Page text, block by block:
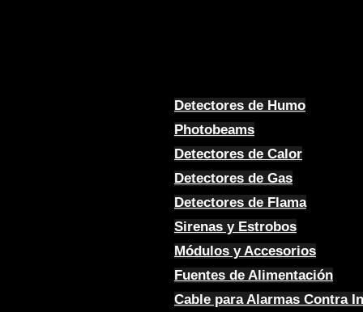
Detectores de Humo
Photobeams
Detectores de Calor
Detectores de Gas
Detectores de Flama
Sirenas y Estrobos
Módulos y Accesorios
Fuentes de Alimentación
Cable para Alarmas Contra